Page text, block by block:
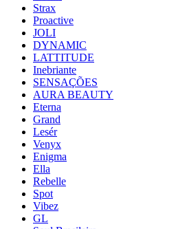
Strax
Proactive
JOLI
DYNAMIC
LATTITUDE
Inebriante
SENSAÇÕES
AURA BEAUTY
Eterna
Grand
Lesér
Venyx
Enigma
Ella
Rebelle
Spot
Vibez
GL